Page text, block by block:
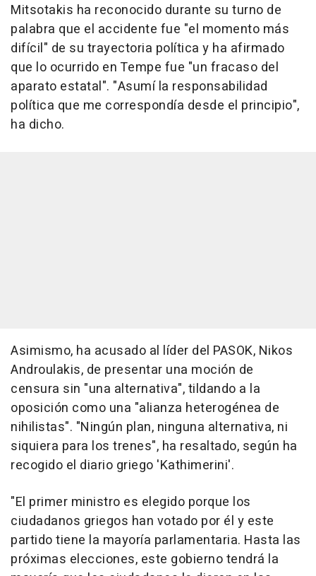
Mitsotakis ha reconocido durante su turno de
palabra que el accidente fue "el momento más
difícil" de su trayectoria política y ha afirmado
que lo ocurrido en Tempe fue "un fracaso del
aparato estatal". "Asumí la responsabilidad
política que me correspondía desde el principio",
ha dicho.
Asimismo, ha acusado al líder del PASOK, Nikos
Androulakis, de presentar una moción de
censura sin "una alternativa", tildando a la
oposición como una "alianza heterogénea de
nihilistas". "Ningún plan, ninguna alternativa, ni
siquiera para los trenes", ha resaltado, según ha
recogido el diario griego 'Kathimerini'.
"El primer ministro es elegido porque los
ciudadanos griegos han votado por él y este
partido tiene la mayoría parlamentaria. Hasta las
próximas elecciones, este gobierno tendrá la